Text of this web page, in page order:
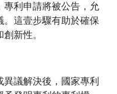
專利申請將被公告，允
。這壹步驟有助於確保
新性。
異議解決後，國家專利